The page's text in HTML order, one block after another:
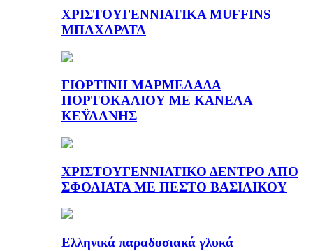
ΧΡΙΣΤΟΥΓΕΝΝΙΑΤΙΚΑ MUFFINS
ΜΠΑΧΑΡΑΤΑ
ΓΙΟΡΤΙΝΗ ΜΑΡΜΕΛΑΔΑ
ΠΟΡΤΟΚΑΛΙΟΥ ΜΕ ΚΑΝΕΛΑ
ΚΕΫΛΑΝΗΣ
ΧΡΙΣΤΟΥΓΕΝΝΙΑΤΙΚΟ ΔΕΝΤΡΟ ΑΠΟ
ΣΦΟΛΙΑΤΑ ΜΕ ΠΕΣΤΟ ΒΑΣΙΛΙΚΟΥ
Ελληνικά παραδοσιακά γλυκά